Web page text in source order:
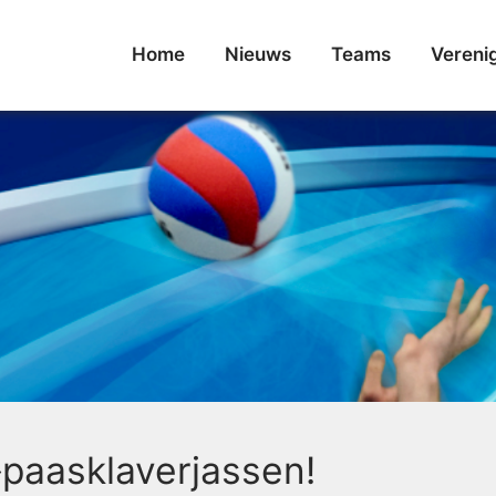
Home Nieuws Teams